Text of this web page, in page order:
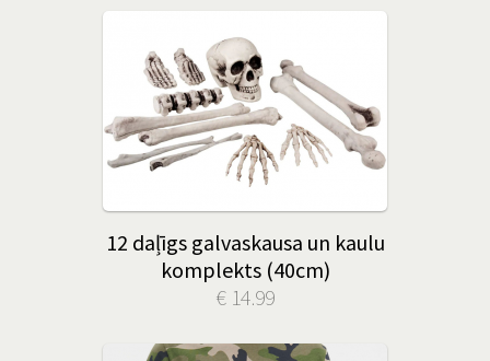
12 daļīgs galvaskausa un kaulu
komplekts (40cm)
€ 14.99